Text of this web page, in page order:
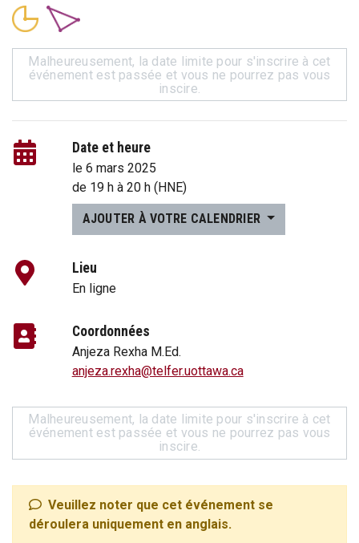
Malheureusement, la date limite pour s'inscrire à cet
événement est passée et vous ne pourrez pas vous
inscire.
Date et heure
le 6 mars 2025
de 19 hà 20 h(HNE)
AJOUTER À VOTRE CALENDRIER
Lieu
En ligne
Coordonnées
Anjeza Rexha M.Ed.
anjeza.rexha@telfer.uottawa.ca
Malheureusement, la date limite pour s'inscrire à cet
événement est passée et vous ne pourrez pas vous
inscire.
Veuillez noter que cet événement se
déroulera uniquement en anglais.